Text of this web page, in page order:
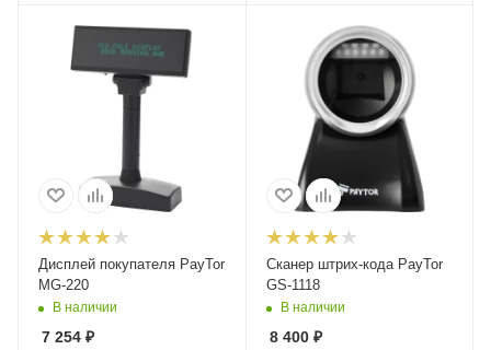
Дисплей покупателя PayTor
MG-220
В наличии
7 254 ₽
Сканер штрих-кода PayTor
GS-1118
В наличии
8 400₽